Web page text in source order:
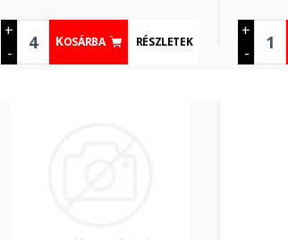
+
-
KOSÁRBA RÉSZLETEK
+
-